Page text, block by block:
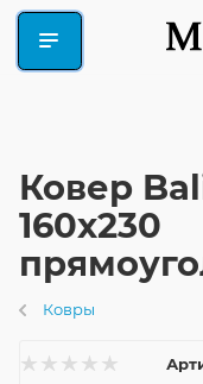
Ковер
160x230
Ковры